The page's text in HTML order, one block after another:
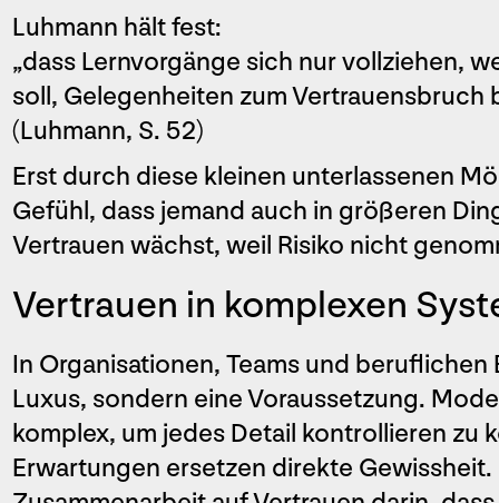
Luhmann hält fest:
„dass Lernvorgänge sich nur vollziehen,
soll, Gelegenheiten zum
(Luhmann, S. 52)
Erst durch diese kleinen unterlassenen
Gefühl, dass jemand auch in größeren
Vertrauen wächst, weil Risiko nicht
Vertrauen in komplexen
In Organisationen, Teams und
Luxus, sondern eine Voraussetzung.
komplex, um jedes Detail kontrollieren zu
Erwartungen ersetzen direkte